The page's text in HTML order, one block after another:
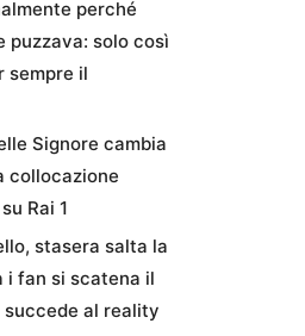
perché
puzzava: solo così
sempre il
Signore cambia
collocazione
Rai 1
stasera salta la
i fan si scatena il
succede al reality